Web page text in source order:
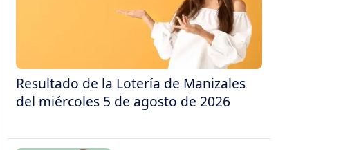
Resultado de la Lotería de Manizales
del miércoles 5 de agosto de 2026